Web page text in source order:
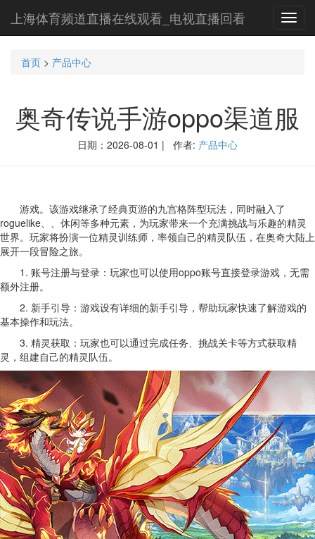
上海体育频道直播在线观看_电视直播回看
首页 > 产品中心
奥奇传说手游oppo渠道服
日期：2026-08-01 | 作者: 产品中心
游戏。该游戏继承了经典页游的九宫格阵型玩法，同时融入了
roguelike、、休闲等多种元素，为玩家带来一个充满挑战与乐趣的精灵
世界。玩家将扮演一位精灵训练师，率领自己的精灵队伍，在奥奇大陆上
展开一段冒险之旅。
1. 账号注册与登录：玩家也可以使用oppo账号直接登录游戏，无需
额外注册。
2. 新手引导：游戏设有详细的新手引导，帮助玩家快速了解游戏的
基本操作和玩法。
3. 精灵获取：玩家也可以通过完成任务、挑战关卡等方式获取精
灵，组建自己的精灵队伍。